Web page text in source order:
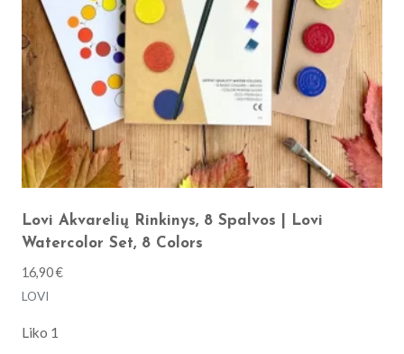
Lovi Akvarelių Rinkinys, 8 Spalvos | Lovi
Watercolor Set, 8 Colors
16,90€
LOVI
Liko 1